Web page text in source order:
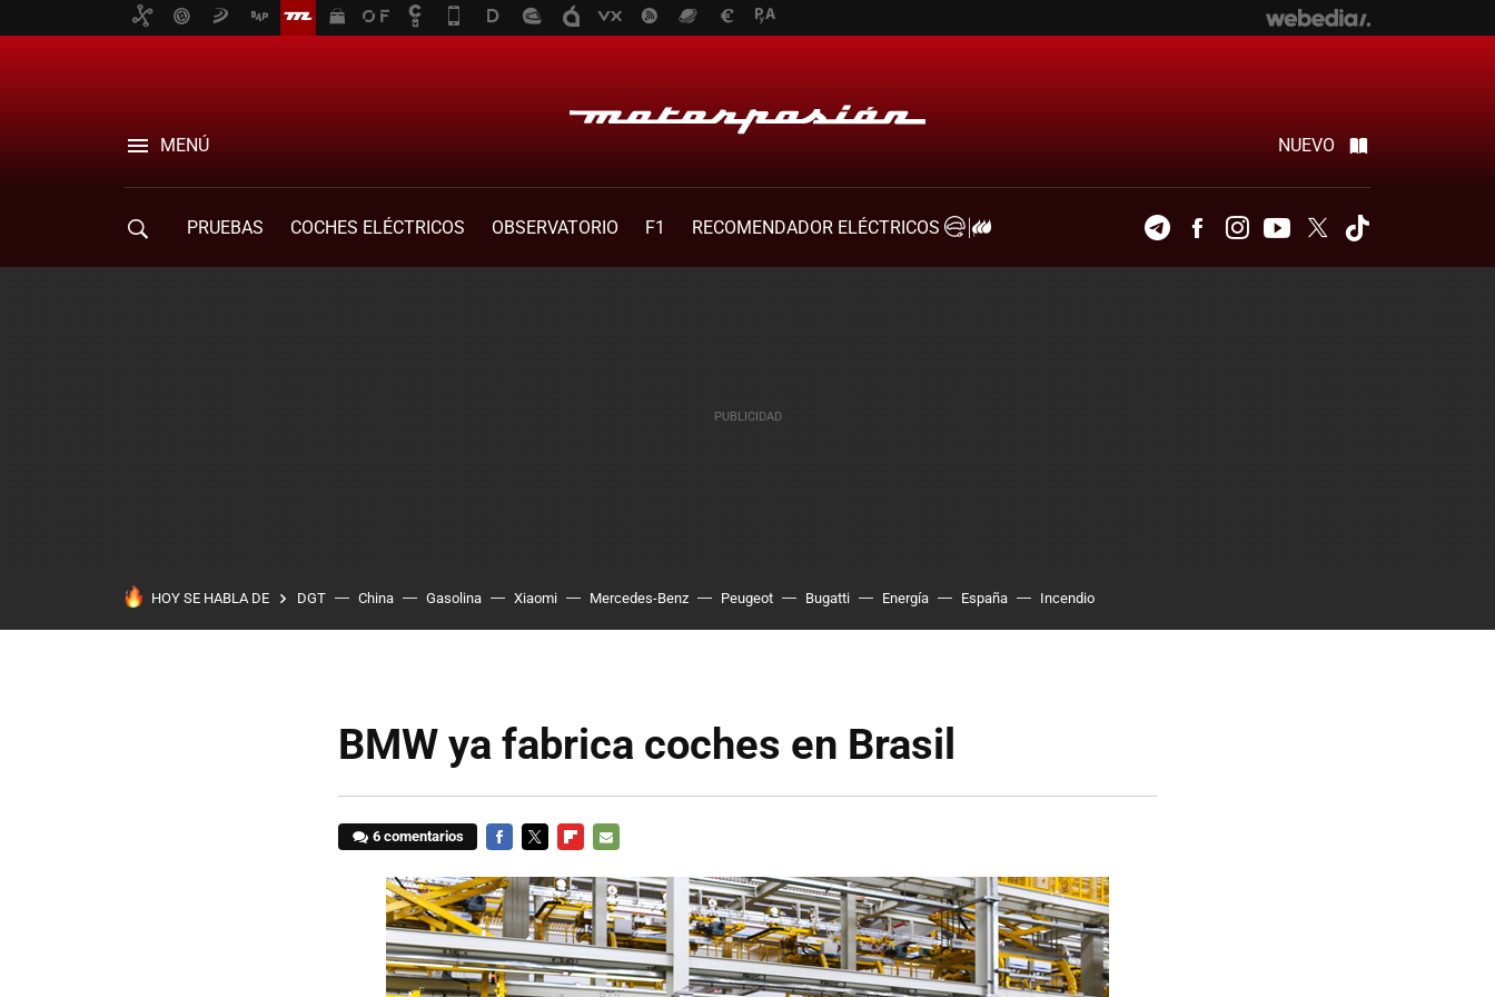
MENÚ NUEVO
PRUEBAS COCHES ELÉCTRICOS OBSERVATORIO F1
RECOMENDADOR ELÉCTRICOS
TelegramFacebookInstagramYoutubeTwitter
HOY SE HABLA DE DGT China Gasolina Xiaomi Mercedes-Benz Peugeot Bugatti Energía España Incendio
BMW ya fabrica coches en Brasil
6 comentarios
MAIL